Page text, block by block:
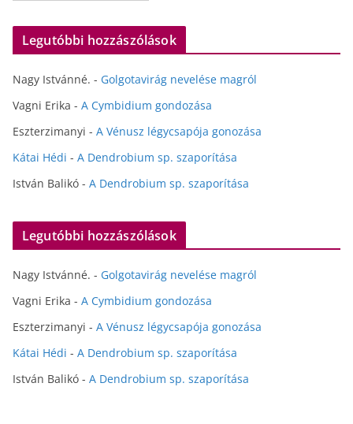
Legutóbbi hozzászólások
Nagy Istvánné. - Golgotavirág nevelése magról
Vagni Erika - A Cymbidium gondozása
Eszterzimanyi - A Vénusz légycsapója gonozása
Kátai Hédi - A Dendrobium sp. szaporítása
István Balikó - A Dendrobium sp. szaporítása
Legutóbbi hozzászólások
Nagy Istvánné. - Golgotavirág nevelése magról
Vagni Erika - A Cymbidium gondozása
Eszterzimanyi - A Vénusz légycsapója gonozása
Kátai Hédi - A Dendrobium sp. szaporítása
István Balikó - A Dendrobium sp. szaporítása